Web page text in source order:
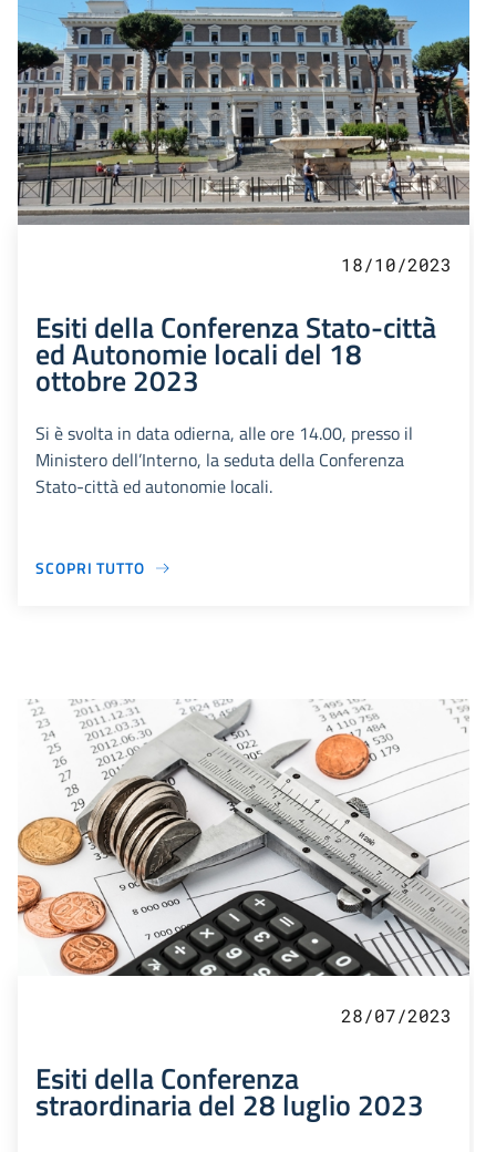
18/10/2023
Esiti della Conferenza Stato-città
ed Autonomie locali del 18
ottobre 2023
Si è svolta in data odierna, alle ore 14.00, presso il
Ministero dell’Interno, la seduta della Conferenza
Stato-città ed autonomie locali.
SCOPRI TUTTO
28/07/2023
Esiti della Conferenza
straordinaria del 28 luglio 2023